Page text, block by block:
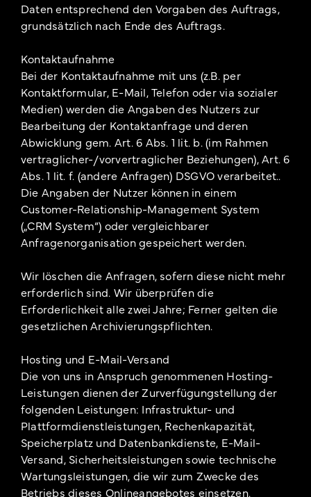
Daten entsprechend den Vorgaben des Auftrags,
grundsätzlich nach Ende des Auftrags.
Kontaktaufnahme
Bei der Kontaktaufnahme mit uns (z.B. per
Kontaktformular, E-Mail, Telefon oder via sozialer
Medien) werden die Angaben des Nutzers zur
Bearbeitung der Kontaktanfrage und deren
Abwicklung gem. Art. 6 Abs. 1 lit. b. (im Rahmen
vertraglicher-/vorvertraglicher Beziehungen), Art. 6
Abs. 1 lit. f. (andere Anfragen) DSGVO verarbeitet..
Die Angaben der Nutzer können in einem
Customer-Relationship-Management System
(„CRM System“) oder vergleichbarer
Anfragenorganisation gespeichert werden.
Wir löschen die Anfragen, sofern diese nicht mehr
erforderlich sind. Wir überprüfen die
Erforderlichkeit alle zwei Jahre; Ferner gelten die
gesetzlichen Archivierungspflichten.
Hosting und E-Mail-Versand
Die von uns in Anspruch genommenen Hosting-
Leistungen dienen der Zurverfügungstellung der
folgenden Leistungen: Infrastruktur- und
Plattformdienstleistungen, Rechenkapazität,
Speicherplatz und Datenbankdienste, E-Mail-
Versand, Sicherheitsleistungen sowie technische
Wartungsleistungen, die wir zum Zwecke des
Betriebs dieses Onlineangebotes einsetzen.